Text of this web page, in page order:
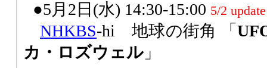
●5月2日(水) 14:30-15:00 5/2 update
NHKBS-hi 地球の街角 「
カ・ロズウェル 」